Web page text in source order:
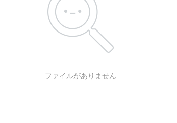
ファイルがありません